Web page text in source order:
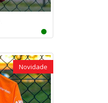
Novidade